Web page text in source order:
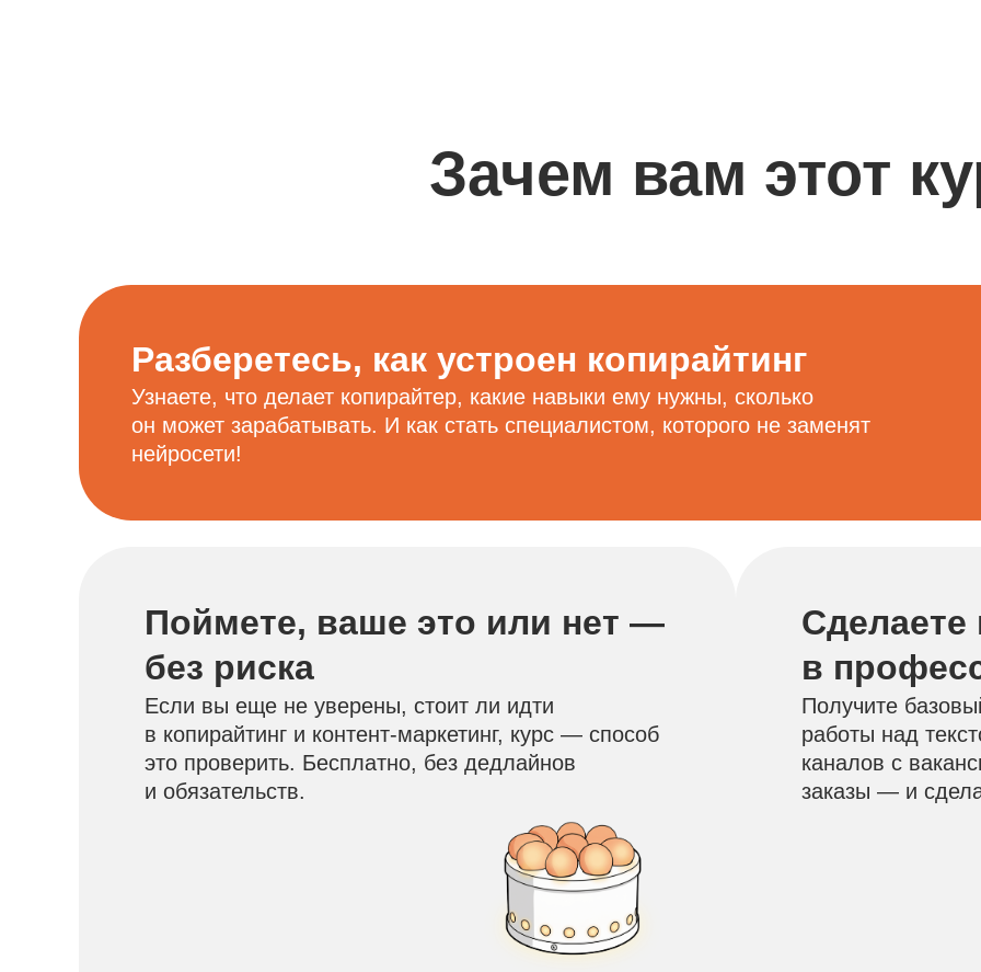
Зачем вам этот
Разберетесь, как устроен копирайтинг
Узнаете, что делает копирайтер, какие навыки ему нужны, сколько
он может зарабатывать. И как стать специалистом, которого не заменят
нейросети!
Поймете, ваше это или нет —
без риска
Если вы еще не уверены, стоит ли идти
в копирайтинг и контент-маркетинг, курс — способ
это проверить. Бесплатно, без дедлайнов
и обязательств.
в
Получите
работы над
каналов с
заказы — и